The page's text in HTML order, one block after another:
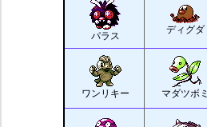
パラス
ディグダ
ワンリキー マダツボミ